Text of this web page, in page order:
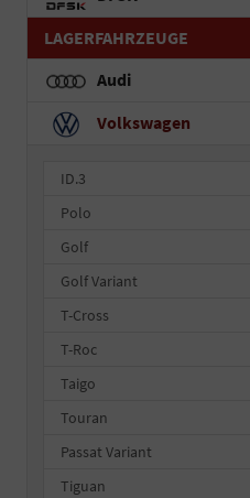
LAGERFAHRZEUGE
Audi
Volkswagen
ID.3
Polo
Golf
Golf Variant
T-Cross
T-Roc
Taigo
Touran
Passat Variant
Tiguan